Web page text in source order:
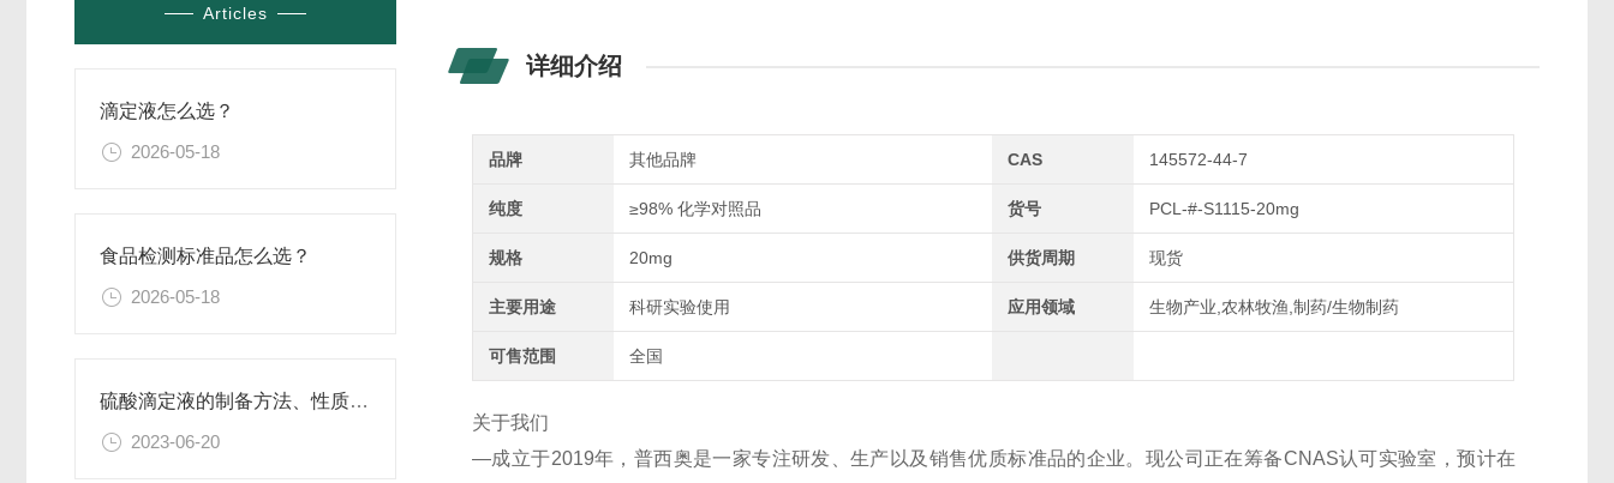
Articles
滴定液怎么选？
2026-05-18
食品检测标准品怎么选？
2026-05-18
硫酸滴定液的制备方法、性质、使用注意事项以及应用领域
2023-06-20
详细介绍
品牌 其他品牌 CAS 145572-44-7
纯度 ≥98% 化学对照品 货号 PCL-#-S1115-20mg
规格 20mg 供货周期 现货
主要用途 科研实验使用 应用领域 生物产业,农林牧渔,制药/生物制药
可售范围 全国
关于我们
—成立于2019年，普西奥是一家专注研发、生产以及销售优质标准品的企业。现公司正在筹备CNAS认可实验室，预计在